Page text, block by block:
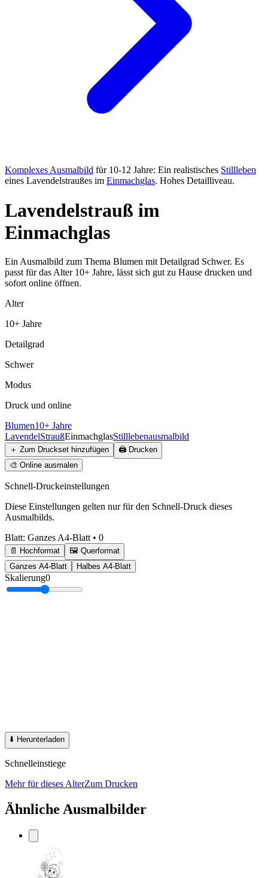
Komplexes Ausmalbild für 10-12 Jahre: Ein realistisches Stillleben
eines Lavendelstraußes im Einmachglas. Hohes Detailliveau.
Lavendelstrauß im
Einmachglas
Ein Ausmalbild zum Thema Blumen mit Detailgrad Schwer. Es
passt für das Alter 10+ Jahre, lässt sich gut zu Hause drucken und
sofort online öffnen.
Alter
10+ Jahre
Detailgrad
Schwer
Modus
Druck und online
Blumen10+ Jahre
LavendelStraußEinmachglasStilllebenausmalbild
＋ Zum Druckset hinzufügen 🖨️ Drucken
🎨 Online ausmalen
Schnell-Druckeinstellungen
Diese Einstellungen gelten nur für den Schnell-Druck dieses
Ausmalbilds.
Blatt: Ganzes A4-Blatt • 0
📄 Hochformat
🖼️ Querformat
Ganzes A4-Blatt
Halbes A4-Blatt
Skalierung0
⬇️ Herunterladen
Schnelleinstiege
Mehr für dieses AlterZum Drucken
Ähnliche Ausmalbilder